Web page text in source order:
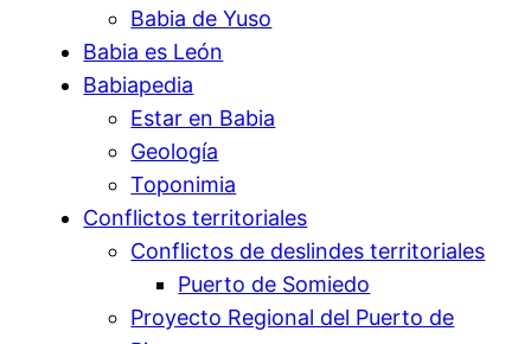
Babia de Yuso
Babia es León
Babiapedia
Estar en Babia
Geología
Toponimia
Conflictos territoriales
Conflictos de deslindes territoriales
Puerto de Somiedo
Proyecto Regional del Puerto de